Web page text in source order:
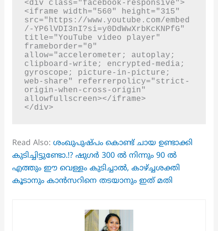
<div class="facebook-responsive">
<iframe width="560" height="315"
src="https://www.youtube.com/embed
/-YP6lVDI3nI?si=y0DdWwXrbKcKNPfG"
title="YouTube video player"
frameborder="0"
allow="accelerometer; autoplay;
clipboard-write; encrypted-media;
gyroscope; picture-in-picture;
web-share" referrerpolicy="strict-
origin-when-cross-origin"
allowfullscreen></iframe>
</div>
Read Also: ശംഖുപുഷ്പം കൊണ്ട് ചായ ഉണ്ടാക്കി
കുടിച്ചിട്ടുണ്ടോ.!? ഷുഗർ 300 ൽ നിന്നും 90 ൽ
എത്തും ഈ വെള്ളം കുടിച്ചാൽ, കാഴ്ച്ചശക്തി
കൂടാനും കാൻസറിനെ തടയാനും ഇത് മതി